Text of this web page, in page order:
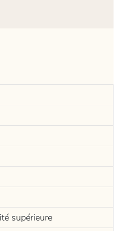
supérieure